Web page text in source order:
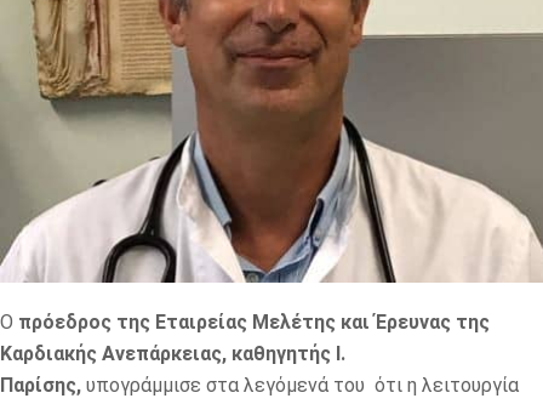
Ο πρόεδρος της Εταιρείας Μελέτης και Έρευνας της
Καρδιακής Ανεπάρκειας, καθηγητής Ι.
Παρίσης, υπογράμμισε στα λεγόμενά του ότι η λειτουργία